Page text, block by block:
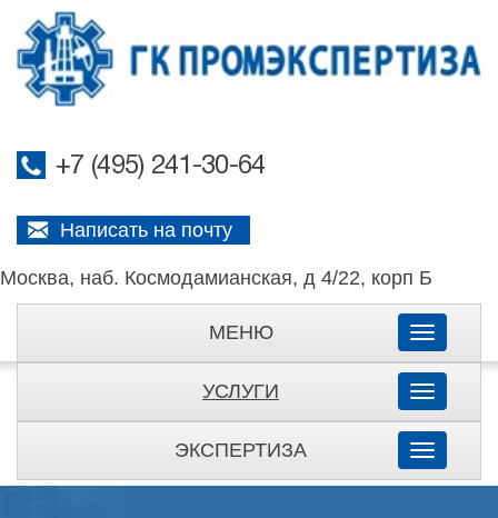
+7 (495) 241-30-64
Написать на почту
Москва, наб. Космодамианская, д 4/22, корп Б
МЕНЮ
Toggle
УСЛУГИ
Toggle
ЭКСПЕРТИЗА
Toggle